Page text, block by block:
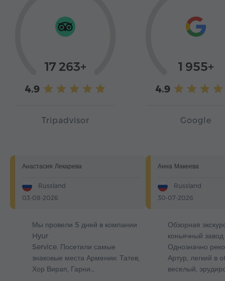
17 263+
4.9
Tripadvisor
1 955+
4.9
Google
Анастасия Лекарева
Russland
03-08-2026
Мы провели 5 дней в компании
Hyur
Service. Посетили самые
знаковые места Армении: Татев,
Хор Вирап, Гарни…
Анна Макеева
Russland
30-07-2026
Обзорная
коньячный
Однозначно
Артур, легкий в
веселый,